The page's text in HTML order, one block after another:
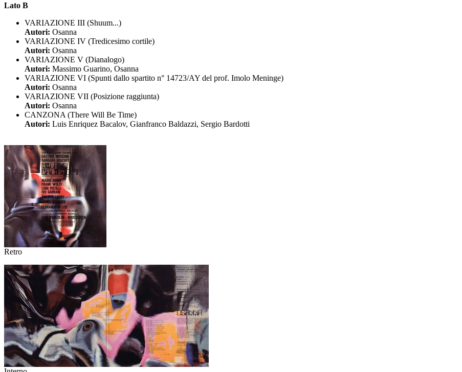
Lato B
VARIAZIONE III (Shuum...)
Autori: Osanna
VARIAZIONE IV (Tredicesimo cortile)
Autori: Osanna
VARIAZIONE V (Dianalogo)
Autori: Massimo Guarino, Osanna
VARIAZIONE VI (Spunti dallo spartito n° 14723/AY del prof. Imolo Meninge)
Autori: Osanna
VARIAZIONE VII (Posizione raggiunta)
Autori: Osanna
CANZONA (There Will Be Time)
Autori: Luis Enriquez Bacalov, Gianfranco Baldazzi, Sergio Bardotti
Retro